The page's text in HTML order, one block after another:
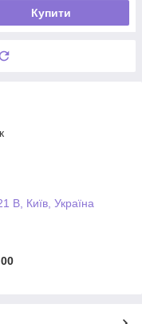
Купити
В, Київ, Україна